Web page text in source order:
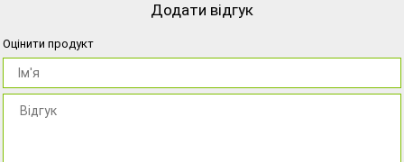
Додати відгук
Оцінити продукт